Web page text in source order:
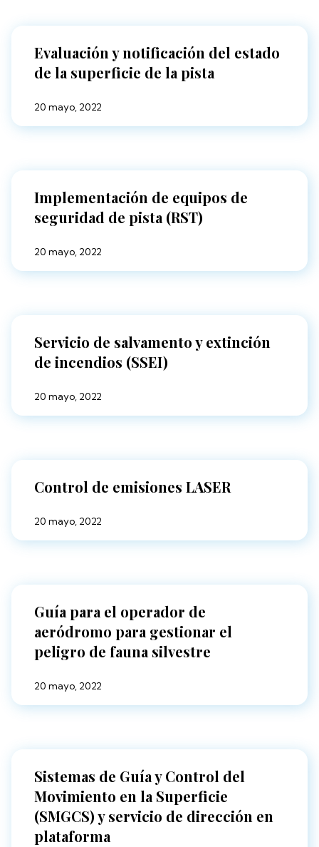
Evaluación y notificación del estado
de la superficie de la pista
20 mayo, 2022
Implementación de equipos de
seguridad de pista (RST)
20 mayo, 2022
Servicio de salvamento y extinción
de incendios (SSEI)
20 mayo, 2022
Control de emisiones LASER
20 mayo, 2022
Guía para el operador de
aeródromo para gestionar el
peligro de fauna silvestre
20 mayo, 2022
Sistemas de Guía y Control del
Movimiento en la Superficie
(SMGCS) y servicio de dirección en
plataforma